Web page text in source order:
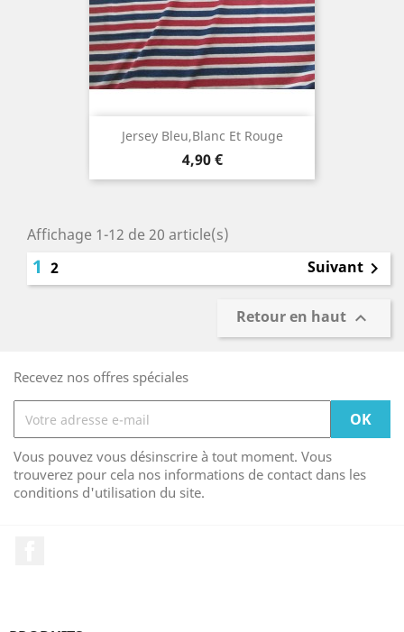
Jersey Bleu,blanc Et Rouge
Prix
4,90 €
Affichage 1-12 de 20 article(s)
1 2 Suivant 
Retour en haut 
Recevez nos offres spéciales
Vous pouvez vous désinscrire à tout moment. Vous
trouverez pour cela nos informations de contact dans les
conditions d'utilisation du site.